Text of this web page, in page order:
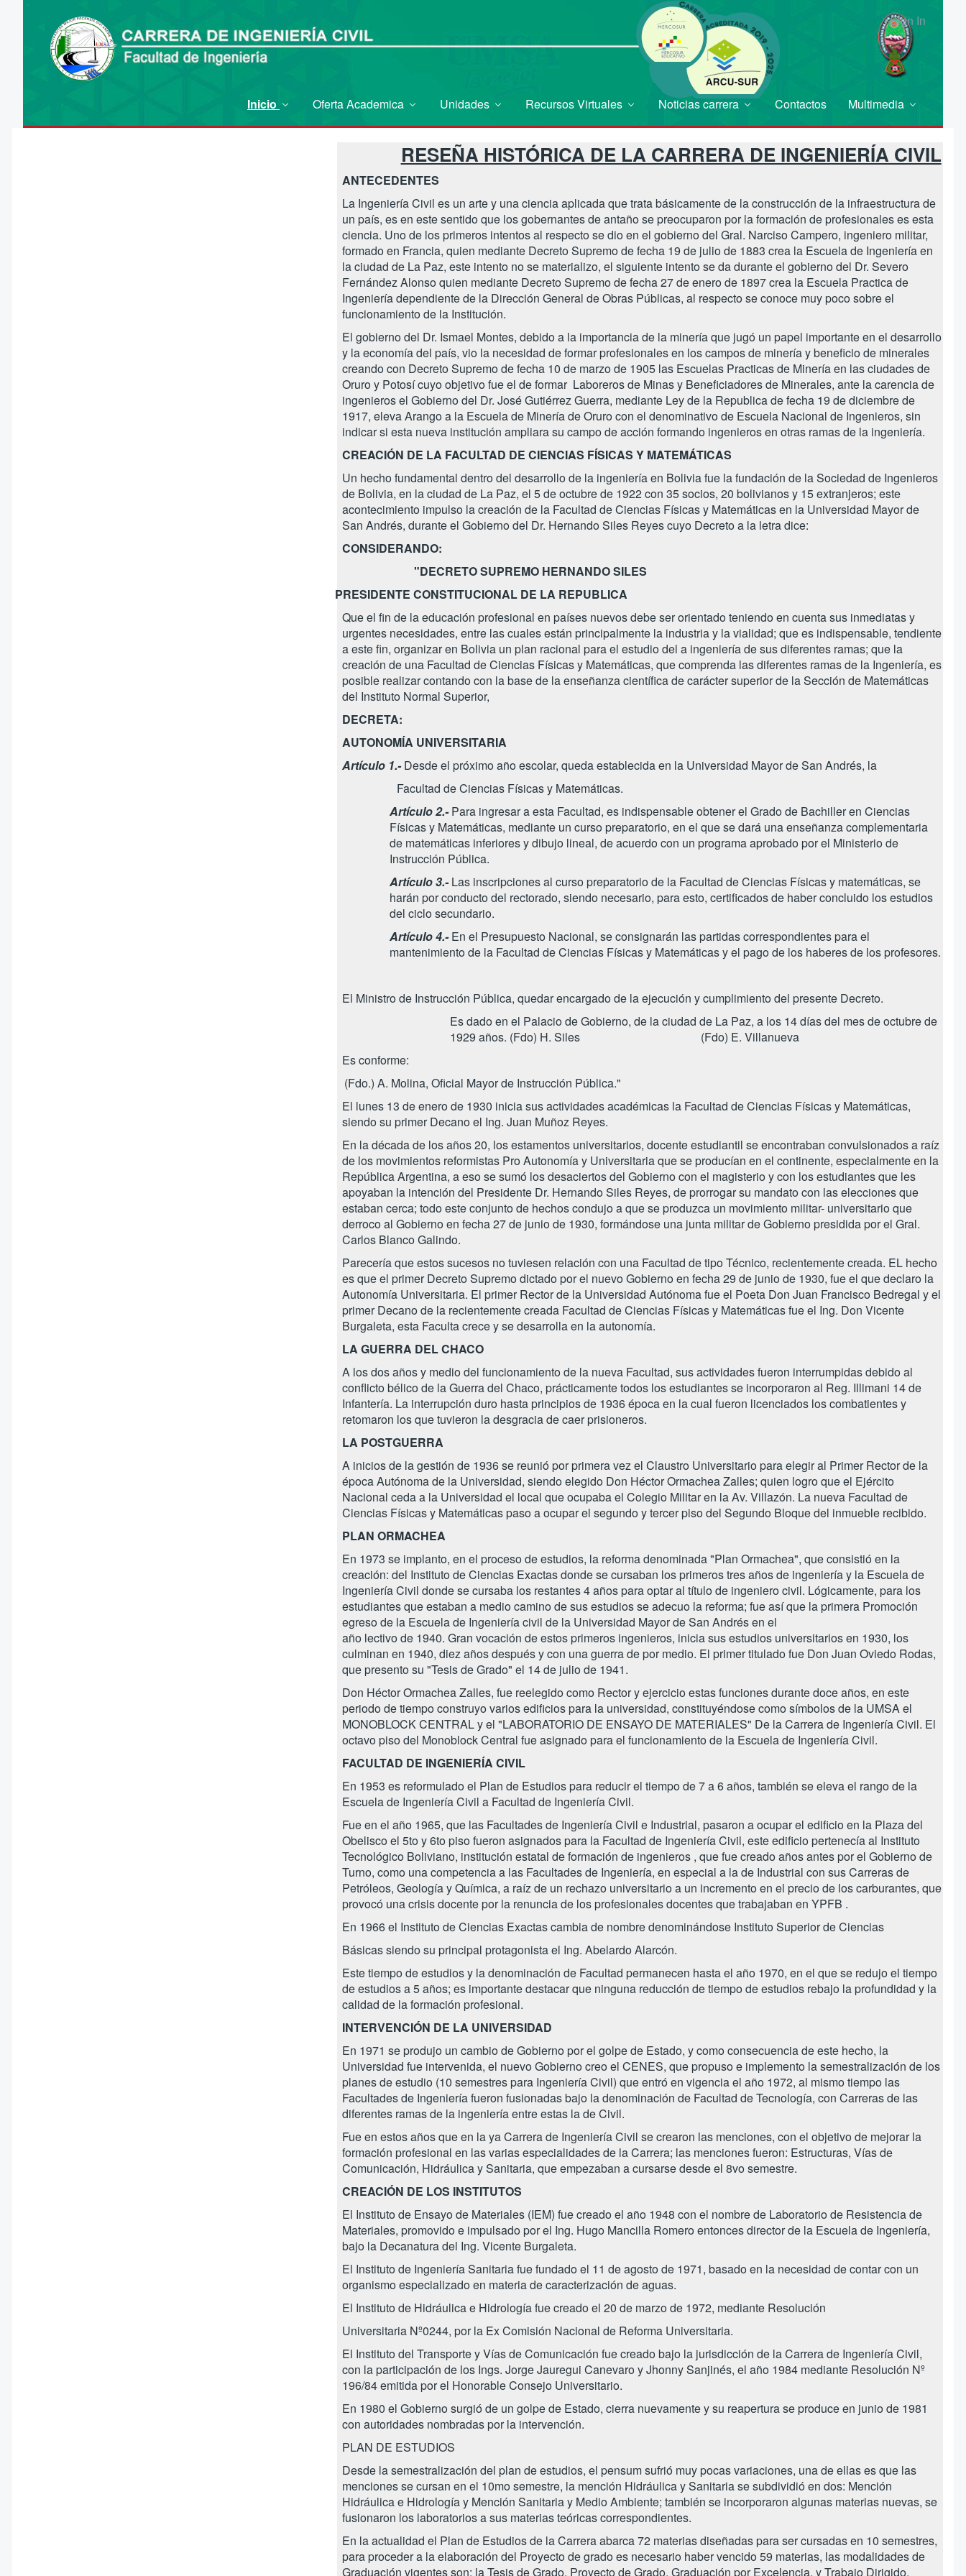
Sign In
Inicio Oferta Academica Unidades Recursos Virtuales Noticias carrera Contactos Multimedia
RESEÑA HISTÓRICA DE LA CARRERA DE INGENIERÍA CIVIL
ANTECEDENTES
La Ingeniería Civil es un arte y una ciencia aplicada que trata básicamente de la construcción de la infraestructura de
un país, es en este sentido que los gobernantes de antaño se preocuparon por la formación de profesionales es esta
ciencia. Uno de los primeros intentos al respecto se dio en el gobierno del Gral. Narciso Campero, ingeniero militar,
formado en Francia, quien mediante Decreto Supremo de fecha 19 de julio de 1883 crea la Escuela de Ingeniería en
la ciudad de La Paz, este intento no se materializo, el siguiente intento se da durante el gobierno del Dr. Severo
Fernández Alonso quien mediante Decreto Supremo de fecha 27 de enero de 1897 crea la Escuela Practica de
Ingeniería dependiente de la Dirección General de Obras Públicas, al respecto se conoce muy poco sobre el
funcionamiento de la Institución.
El gobierno del Dr. Ismael Montes, debido a la importancia de la minería que jugó un papel importante en el desarrollo
y la economía del país, vio la necesidad de formar profesionales en los campos de minería y beneficio de minerales
creando con Decreto Supremo de fecha 10 de marzo de 1905 las Escuelas Practicas de Minería en las ciudades de
Oruro y Potosí cuyo objetivo fue el de formar Laboreros de Minas y Beneficiadores de Minerales, ante la carencia de
ingenieros el Gobierno del Dr. José Gutiérrez Guerra, mediante Ley de la Republica de fecha 19 de diciembre de
1917, eleva Arango a la Escuela de Minería de Oruro con el denominativo de Escuela Nacional de Ingenieros, sin
indicar si esta nueva institución ampliara su campo de acción formando ingenieros en otras ramas de la ingeniería.
CREACIÓN DE LA FACULTAD DE CIENCIAS FÍSICAS Y MATEMÁTICAS
Un hecho fundamental dentro del desarrollo de la ingeniería en Bolivia fue la fundación de la Sociedad de Ingenieros
de Bolivia, en la ciudad de La Paz, el 5 de octubre de 1922 con 35 socios, 20 bolivianos y 15 extranjeros; este
acontecimiento impulso la creación de la Facultad de Ciencias Físicas y Matemáticas en la Universidad Mayor de
San Andrés, durante el Gobierno del Dr. Hernando Siles Reyes cuyo Decreto a la letra dice:
CONSIDERANDO:
"DECRETO SUPREMO HERNANDO SILES
PRESIDENTE CONSTITUCIONAL DE LA REPUBLICA
Que el fin de la educación profesional en países nuevos debe ser orientado teniendo en cuenta sus inmediatas y
urgentes necesidades, entre las cuales están principalmente la industria y la vialidad; que es indispensable, tendiente
a este fin, organizar en Bolivia un plan racional para el estudio del a ingeniería de sus diferentes ramas; que la
creación de una Facultad de Ciencias Físicas y Matemáticas, que comprenda las diferentes ramas de la Ingeniería, es
posible realizar contando con la base de la enseñanza científica de carácter superior de la Sección de Matemáticas
del Instituto Normal Superior,
DECRETA:
AUTONOMÍA UNIVERSITARIA
Artículo 1.-Desde el próximo año escolar, queda establecida en la Universidad Mayor de San Andrés, la
Facultad de Ciencias Físicas y Matemáticas.
Artículo 2.-Para ingresar a esta Facultad, es indispensable obtener el Grado de Bachiller en Ciencias
Físicas y Matemáticas, mediante un curso preparatorio, en el que se dará una enseñanza complementaria
de matemáticas inferiores y dibujo lineal, de acuerdo con un programa aprobado por el Ministerio de
Instrucción Pública.
Artículo 3.-Las inscripciones al curso preparatorio de la Facultad de Ciencias Físicas y matemáticas, se
harán por conducto del rectorado, siendo necesario, para esto, certificados de haber concluido los estudios
del ciclo secundario.
Artículo 4.-En el Presupuesto Nacional, se consignarán las partidas correspondientes para el
mantenimiento de la Facultad de Ciencias Físicas y Matemáticas y el pago de los haberes de los profesores.
El Ministro de Instrucción Pública, quedar encargado de la ejecución y cumplimiento del presente Decreto.
Es dado en el Palacio de Gobierno, de la ciudad de La Paz, a los 14 días del mes de octubre de
1929 años. (Fdo) H. Siles (Fdo) E. Villanueva
Es conforme:
(Fdo.) A. Molina, Oficial Mayor de Instrucción Pública."
El lunes 13 de enero de 1930 inicia sus actividades académicas la Facultad de Ciencias Físicas y Matemáticas,
siendo su primer Decano el Ing. Juan Muñoz Reyes.
En la década de los años 20, los estamentos universitarios, docente estudiantil se encontraban convulsionados a raíz
de los movimientos reformistas Pro Autonomía y Universitaria que se producían en el continente, especialmente en la
República Argentina, a eso se sumó los desaciertos del Gobierno con el magisterio y con los estudiantes que les
apoyaban la intención del Presidente Dr. Hernando Siles Reyes, de prorrogar su mandato con las elecciones que
estaban cerca; todo este conjunto de hechos condujo a que se produzca un movimiento militar- universitario que
derroco al Gobierno en fecha 27 de junio de 1930, formándose una junta militar de Gobierno presidida por el Gral.
Carlos Blanco Galindo.
Parecería que estos sucesos no tuviesen relación con una Facultad de tipo Técnico, recientemente creada. EL hecho
es que el primer Decreto Supremo dictado por el nuevo Gobierno en fecha 29 de junio de 1930, fue el que declaro la
Autonomía Universitaria. El primer Rector de la Universidad Autónoma fue el Poeta Don Juan Francisco Bedregal y el
primer Decano de la recientemente creada Facultad de Ciencias Físicas y Matemáticas fue el Ing. Don Vicente
Burgaleta, esta Faculta crece y se desarrolla en la autonomía.
LA GUERRA DEL CHACO
A los dos años y medio del funcionamiento de la nueva Facultad, sus actividades fueron interrumpidas debido al
conflicto bélico de la Guerra del Chaco, prácticamente todos los estudiantes se incorporaron al Reg. Illimani 14 de
Infantería. La interrupción duro hasta principios de 1936 época en la cual fueron licenciados los combatientes y
retomaron los que tuvieron la desgracia de caer prisioneros.
LA POSTGUERRA
A inicios de la gestión de 1936 se reunió por primera vez el Claustro Universitario para elegir al Primer Rector de la
época Autónoma de la Universidad, siendo elegido Don Héctor Ormachea Zalles; quien logro que el Ejército
Nacional ceda a la Universidad el local que ocupaba el Colegio Militar en la Av. Villazón. La nueva Facultad de
Ciencias Físicas y Matemáticas paso a ocupar el segundo y tercer piso del Segundo Bloque del inmueble recibido.
PLAN ORMACHEA
En 1973 se implanto, en el proceso de estudios, la reforma denominada "Plan Ormachea", que consistió en la
creación: del Instituto de Ciencias Exactas donde se cursaban los primeros tres años de ingeniería y la Escuela de
Ingeniería Civil donde se cursaba los restantes 4 años para optar al título de ingeniero civil. Lógicamente, para los
estudiantes que estaban a medio camino de sus estudios se adecuo la reforma; fue así que la primera Promoción
egreso de la Escuela de Ingeniería civil de la Universidad Mayor de San Andrés en el
año lectivo de 1940. Gran vocación de estos primeros ingenieros, inicia sus estudios universitarios en 1930, los
culminan en 1940, diez años después y con una guerra de por medio. El primer titulado fue Don Juan Oviedo Rodas,
que presento su "Tesis de Grado" el 14 de julio de 1941.
Don Héctor Ormachea Zalles, fue reelegido como Rector y ejercicio estas funciones durante doce años, en este
periodo de tiempo construyo varios edificios para la universidad, constituyéndose como símbolos de la UMSA el
MONOBLOCK CENTRAL y el "LABORATORIO DE ENSAYO DE MATERIALES" De la Carrera de Ingeniería Civil. El
octavo piso del Monoblock Central fue asignado para el funcionamiento de la Escuela de Ingeniería Civil.
FACULTAD DE INGENIERÍA CIVIL
En 1953 es reformulado el Plan de Estudios para reducir el tiempo de 7 a 6 años, también se eleva el rango de la
Escuela de Ingeniería Civil a Facultad de Ingeniería Civil.
Fue en el año 1965, que las Facultades de Ingeniería Civil e Industrial, pasaron a ocupar el edificio en la Plaza del
Obelisco el 5to y 6to piso fueron asignados para la Facultad de Ingeniería Civil, este edificio pertenecía al Instituto
Tecnológico Boliviano, institución estatal de formación de ingenieros , que fue creado años antes por el Gobierno de
Turno, como una competencia a las Facultades de Ingeniería, en especial a la de Industrial con sus Carreras de
Petróleos, Geología y Química, a raíz de un rechazo universitario a un incremento en el precio de los carburantes, que
provocó una crisis docente por la renuncia de los profesionales docentes que trabajaban en YPFB .
En 1966 el Instituto de Ciencias Exactas cambia de nombre denominándose Instituto Superior de Ciencias
Básicas siendo su principal protagonista el Ing. Abelardo Alarcón.
Este tiempo de estudios y la denominación de Facultad permanecen hasta el año 1970, en el que se redujo el tiempo
de estudios a 5 años; es importante destacar que ninguna reducción de tiempo de estudios rebajo la profundidad y la
calidad de la formación profesional.
INTERVENCIÓN DE LA UNIVERSIDAD
En 1971 se produjo un cambio de Gobierno por el golpe de Estado, y como consecuencia de este hecho, la
Universidad fue intervenida, el nuevo Gobierno creo el CENES, que propuso e implemento la semestralización de los
planes de estudio (10 semestres para Ingeniería Civil) que entró en vigencia el año 1972, al mismo tiempo las
Facultades de Ingeniería fueron fusionadas bajo la denominación de Facultad de Tecnología, con Carreras de las
diferentes ramas de la ingeniería entre estas la de Civil.
Fue en estos años que en la ya Carrera de Ingeniería Civil se crearon las menciones, con el objetivo de mejorar la
formación profesional en las varias especialidades de la Carrera; las menciones fueron: Estructuras, Vías de
Comunicación, Hidráulica y Sanitaria, que empezaban a cursarse desde el 8vo semestre.
CREACIÓN DE LOS INSTITUTOS
El Instituto de Ensayo de Materiales (IEM) fue creado el año 1948 con el nombre de Laboratorio de Resistencia de
Materiales, promovido e impulsado por el Ing. Hugo Mancilla Romero entonces director de la Escuela de Ingeniería,
bajo la Decanatura del Ing. Vicente Burgaleta.
El Instituto de Ingeniería Sanitaria fue fundado el 11 de agosto de 1971, basado en la necesidad de contar con un
organismo especializado en materia de caracterización de aguas.
El Instituto de Hidráulica e Hidrología fue creado el 20 de marzo de 1972, mediante Resolución
Universitaria Nº0244, por la Ex Comisión Nacional de Reforma Universitaria.
El Instituto del Transporte y Vías de Comunicación fue creado bajo la jurisdicción de la Carrera de Ingeniería Civil,
con la participación de los Ings. Jorge Jauregui Canevaro y Jhonny Sanjinés, el año 1984 mediante Resolución Nº
196/84 emitida por el Honorable Consejo Universitario.
En 1980 el Gobierno surgió de un golpe de Estado, cierra nuevamente y su reapertura se produce en junio de 1981
con autoridades nombradas por la intervención.
PLAN DE ESTUDIOS
Desde la semestralización del plan de estudios, el pensum sufrió muy pocas variaciones, una de ellas es que las
menciones se cursan en el 10mo semestre, la mención Hidráulica y Sanitaria se subdividió en dos: Mención
Hidráulica e Hidrología y Mención Sanitaria y Medio Ambiente; también se incorporaron algunas materias nuevas, se
fusionaron los laboratorios a sus materias teóricas correspondientes.
En la actualidad el Plan de Estudios de la Carrera abarca 72 materias diseñadas para ser cursadas en 10 semestres,
para proceder a la elaboración del Proyecto de grado es necesario haber vencido 59 materias, las modalidades de
Graduación vigentes son: la Tesis de Grado, Proyecto de Grado, Graduación por Excelencia, y Trabajo Dirigido.